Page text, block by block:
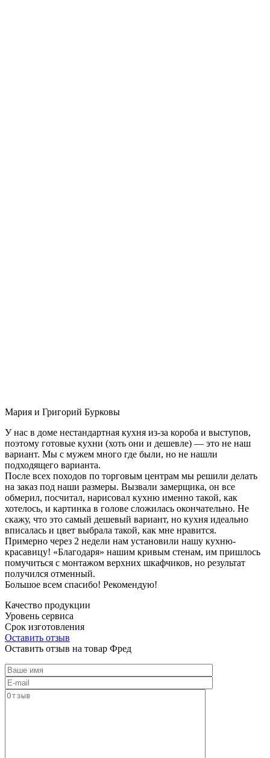
Мария и Григорий Бурковы
У нас в доме нестандартная кухня из-за короба и выступов,
поэтому готовые кухни (хоть они и дешевле) — это не наш
вариант. Мы с мужем много где были, но не нашли
подходящего варианта.
После всех походов по торговым центрам мы решили делать
на заказ под наши размеры. Вызвали замерщика, он все
обмерил, посчитал, нарисовал кухню именно такой, как
хотелось, и картинка в голове сложилась окончательно. Не
скажу, что это самый дешевый вариант, но кухня идеально
вписалась и цвет выбрала такой, как мне нравится.
Примерно через 2 недели нам установили нашу кухню-
красавицу! «Благодаря» нашим кривым стенам, им пришлось
помучиться с монтажом верхних шкафчиков, но результат
получился отменный.
Большое всем спасибо! Рекомендую!
Качество продукции
Уровень сервиса
Срок изготовления
Оставить отзыв
Оставить отзыв на товар Фред